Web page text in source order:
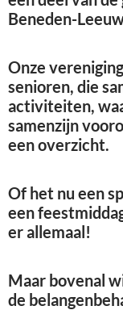
Beneden-
Onze vereniging
senioren, die
activiteiten,
samenzijn
een
Of het nu een
een
er allemaal!
Maar bovenal
de